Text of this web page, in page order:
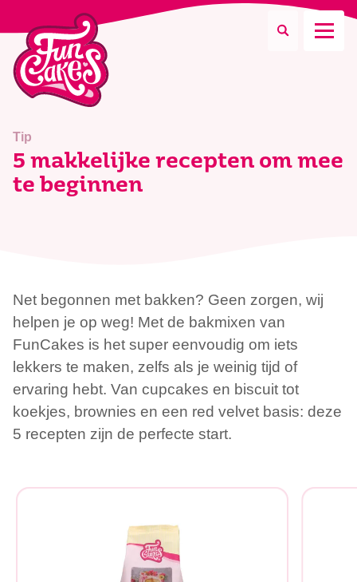
Waar ben je naar op zoek?
Tip
5 makkelijke recepten om mee
te beginnen
Net begonnen met bakken? Geen zorgen, wij
helpen je op weg! Met de bakmixen van
FunCakes is het super eenvoudig om iets
lekkers te maken, zelfs als je weinig tijd of
ervaring hebt. Van cupcakes en biscuit tot
koekjes, brownies en een red velvet basis: deze
5 recepten zijn de perfecte start.